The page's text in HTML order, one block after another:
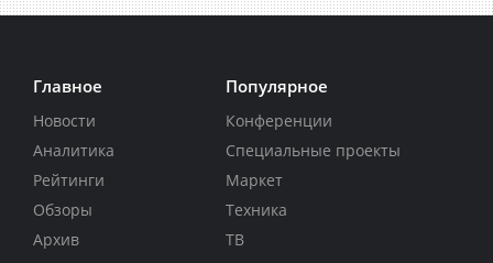
Главное
Новости
Аналитика
Рейтинги
Обзоры
Архив
Популярное
Конференции
Специальные проекты
Маркет
Техника
ТВ